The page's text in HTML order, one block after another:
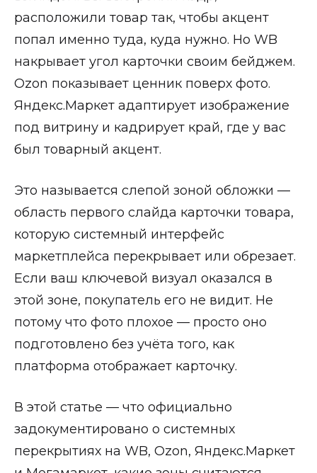
расположили товар так, чтобы акцент
попал именно туда, куда нужно. Но WB
накрывает угол карточки своим бейджем.
Ozon показывает ценник поверх фото.
Яндекс.Маркет адаптирует изображение
под витрину и кадрирует край, где у вас
был товарный акцент.
Это называется слепой зоной обложки —
область первого слайда карточки товара,
которую системный интерфейс
маркетплейса перекрывает или обрезает.
Если ваш ключевой визуал оказался в
этой зоне, покупатель его не видит. Не
потому что фото плохое — просто оно
подготовлено без учёта того, как
платформа отображает карточку.
В этой статье — что официально
задокументировано о системных
перекрытиях на WB, Ozon, Яндекс.Маркет